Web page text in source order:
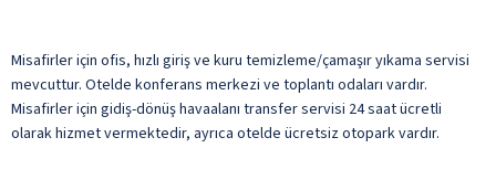
Misafirler için ofis, hızlı giriş ve kuru temizleme/çamaşır yıkama servisi
mevcuttur. Otelde konferans merkezi ve toplantı odaları vardır.
Misafirler için gidiş-dönüş havaalanı transfer servisi 24 saat ücretli
olarak hizmet vermektedir, ayrıca otelde ücretsiz otopark vardır.